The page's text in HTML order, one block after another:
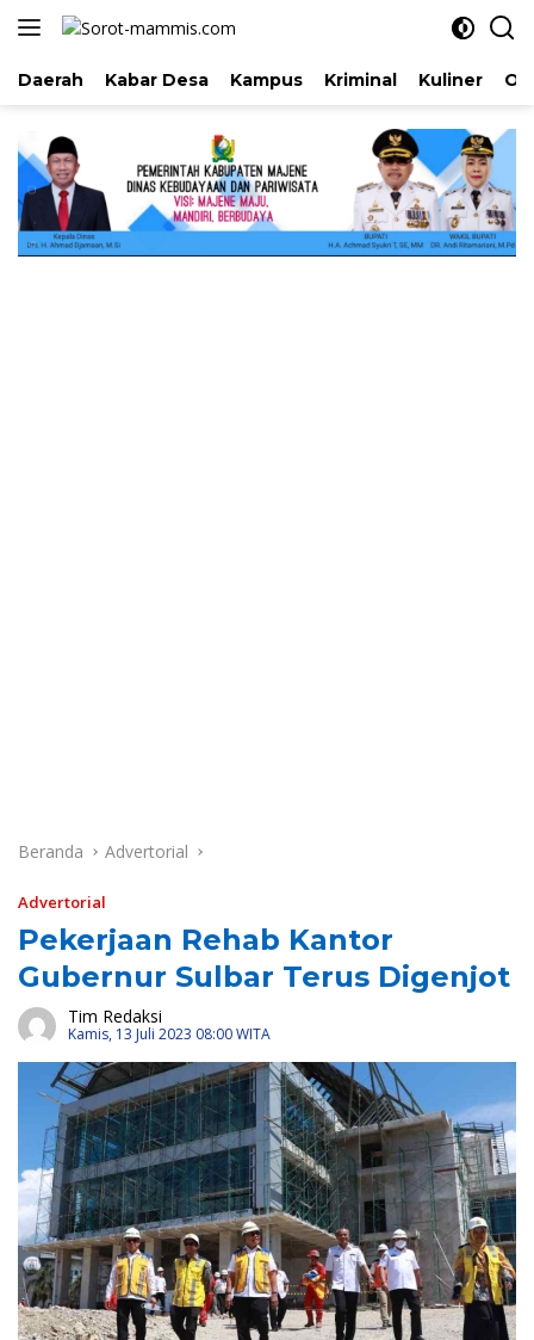
Langsung
Daerah Kabar Desa Kampus Kriminal Kuliner
Beranda Advertorial
Advertorial
Pekerjaan Rehab Kantor
Gubernur Sulbar Terus Digenjot
Tim Redaksi
Kamis, 13 Juli 2023 08:00 WITA